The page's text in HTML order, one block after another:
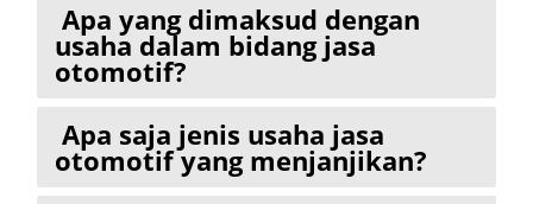
Apa yang dimaksud dengan
usaha dalam bidang jasa
otomotif?
Apa saja jenis usaha jasa
otomotif yang menjanjikan?